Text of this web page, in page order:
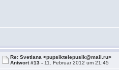
Re: Svetlana <pupsiktelepusik@mail.ru>
Antwort #13 - 11. Februar 2012 um 21:45